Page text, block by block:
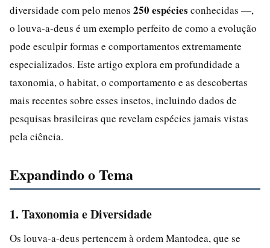
diversidade com pelo menos 250 espécies conhecidas —,
o louva-a-deus é um exemplo perfeito de como a evolução
pode esculpir formas e comportamentos extremamente
especializados. Este artigo explora em profundidade a
taxonomia, o habitat, o comportamento e as descobertas
mais recentes sobre esses insetos, incluindo dados de
pesquisas brasileiras que revelam espécies jamais vistas
pela ciência.
Expandindo o Tema
1. Taxonomia e Diversidade
Os louva-a-deus pertencem à ordem Mantodea, que se